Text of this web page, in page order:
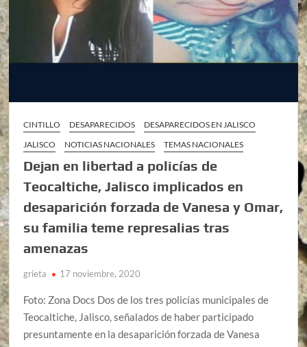
CINTILLO DESAPARECIDOS
DESAPARECIDOS EN JALISCO
JALISCO
NOTICIAS NACIONALES TEMAS NACIONALES
Dejan en libertad a policías de
Teocaltiche, Jalisco implicados en
desaparición forzada de Vanesa y Omar,
su familia teme represalias tras
amenazas
grieta 17 noviembre, 2020
Foto: Zona Docs Dos de los tres policías municipales de
Teocaltiche, Jalisco, señalados de haber participado
presuntamente en la desaparición forzada de Vanesa